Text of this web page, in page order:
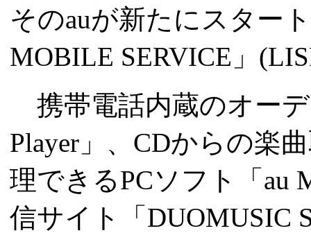
そのauが新たにスター
MOBILE SERVICE」
携帯電話内蔵のオー
Player」、CDからの楽
理できるPCソフト「au
信サイト「DUOMUSIC